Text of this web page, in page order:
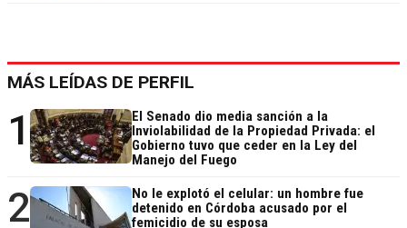
MÁS LEÍDAS DE PERFIL
1
El Senado dio media sanción a la
Inviolabilidad de la Propiedad Privada: el
Gobierno tuvo que ceder en la Ley del
Manejo del Fuego
2
No le explotó el celular: un hombre fue
detenido en Córdoba acusado por el
femicidio de su esposa